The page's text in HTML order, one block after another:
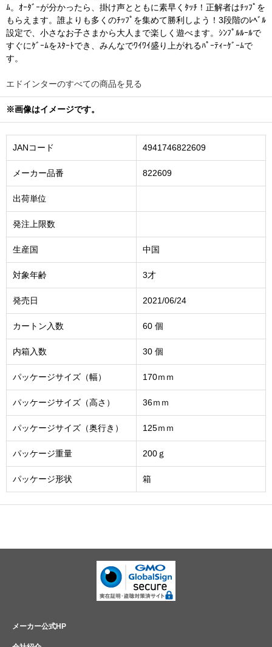
ﾑ。ｵｰﾀﾞｰが分かったら、掛け声とともに素早くﾀｯﾁ！正解者はﾁｯﾌﾟを
もらえます。誰よりも多くのﾁｯﾌﾟを集めて勝利しよう！3段階のﾚﾍﾞﾙ
設定で、小さなお子さまから大人まで楽しく遊べます。ｼﾝﾌﾟﾙﾙｰﾙで
すぐにｹﾞｰﾑをｽﾀｰﾄでき、みんなでﾜｲﾜｲ盛り上がれるﾊﾟｰﾃｨｰｹﾞｰﾑで
す。
エドインターのすべての商品を見る
※画像はイメージです。
JANコード 4941746822609
メーカー品番 822609
出荷単位
発注上限数
生産国 中国
対象年齢 3才
発売日 2021/06/24
カートン入数 60 個
内箱入数 30 個
パッケージサイズ（幅） 170ｍｍ
パッケージサイズ（高さ） 36ｍｍ
パッケージサイズ（奥行き） 125ｍｍ
パッケージ重量 200ｇ
パッケージ形状 箱
メーカー公式HP